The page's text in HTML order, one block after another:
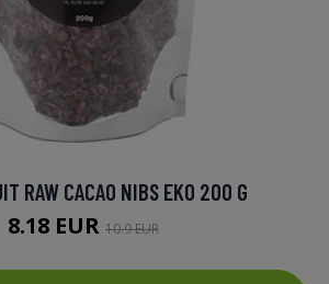
RAW CACAO NIBS EKO 200 G
8.18 EUR 10.9 EUR